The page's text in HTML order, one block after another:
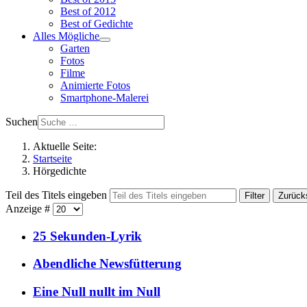
Best of 2012
Best of Gedichte
Alles Mögliche
Garten
Fotos
Filme
Animierte Fotos
Smartphone-Malerei
Suchen
Aktuelle Seite:
Startseite
Hörgedichte
Teil des Titels eingeben Filter
Anzeige #
25 Sekunden-Lyrik
Abendliche Newsfütterung
Eine Null nullt im Null